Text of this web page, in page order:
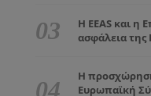
Η EEAS και η
ασφάλεια της
Η
Ευρωπαϊκή